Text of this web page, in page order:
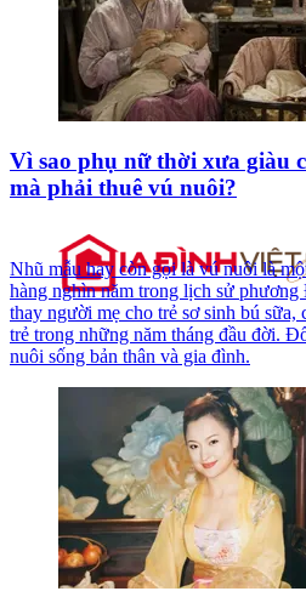
Vì sao phụ nữ thời xưa giàu
mà phải thuê vú nuôi?
Nhũ mẫu hay còn gọi là vú nuôi là
hàng nghìn năm trong lịch sử
thay người mẹ cho trẻ sơ sinh bú sữa,
trẻ trong những năm tháng đầu đời.
nuôi sống bản thân và gia đình.